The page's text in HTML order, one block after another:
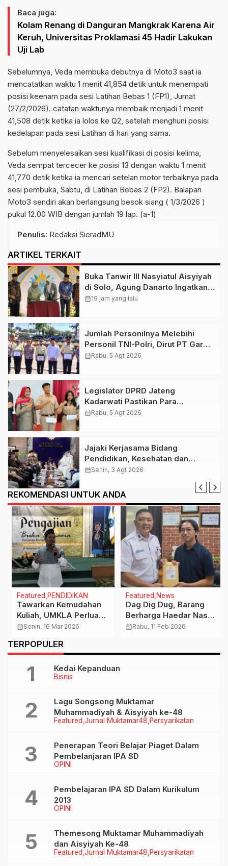
Baca juga:
Kolam Renang di Danguran Mangkrak Karena Air
Keruh, Universitas Proklamasi 45 Hadir Lakukan
Uji Lab
Sebelumnya, Veda membuka debutnya di Moto3 saat ia
mencatatkan waktu 1 menit 41,854 detik untuk menempati
posisi keenam pada sesi Latihan Bebas 1 (FP1), Jumat
(27/2/2026). catatan waktunya membaik menjadi 1 menit
41,508 detik ketika ia lolos ke Q2, setelah menghuni posisi
kedelapan pada sesi Latihan di hari yang sama.
Sebelum menyelesaikan sesi kualifikasi di posisi kelima,
Veda sempat tercecer ke posisi 13 dengan waktu 1 menit
41,770 detik ketika ia mencari setelan motor terbaiknya pada
sesi pembuka, Sabtu, di Latihan Bebas 2 (FP2). Balapan
Moto3 sendiri akan berlangsung besok siang ( 1/3/2026 )
pukul 12.00 WIB dengan jumlah 19 lap. (a-1)
Penulis: Redaksi SieradMU
ARTIKEL TERKAIT
Buka Tanwir III Nasyiatul Aisyiyah
di Solo, Agung Danarto Ingatkan
Tigal Hal Ini Untuk Para Kader NA
calendar_month19 jam yang lalu
Jumlah Personilnya Melebihi
Personil TNI-Polri, Dirut PT Garda
Total Security Klaten Tegaskan
calendar_monthRabu, 5 Agt 2026
Legislator DPRD Jateng
Kadarwati Pastikan Para
Penerima Beasiswa PIP Aspirasi
calendar_monthRabu, 5 Agt 2026
Jajaki Kerjasama Bidang
Pendidikan, Kesehatan dan
Tenaga Kerja, PP Muhamamdiyah
Terima Kunjungan Dubes Qatar
calendar_monthSenin, 3 Agt 2026
REKOMENDASI UNTUK ANDA
Featured PENDIDIKAN
Tawarkan Kemudahan
Kuliah, UMKLA Perluas
Jalinan Kerjasama
Audiensi Dengan Bupati
calendar_monthSenin, 16 Mar 2026
Featured News
Dag Dig Dug, Barang
Berharga Haedar Nashir
Tertinggal di KA
calendar_monthRabu, 11 Feb 2026
…
TERPOPULER
Bisnis
Kedai Kepanduan
Featured Jurnal Muktamar48 Persyarikatan
Lagu Songsong Muktamar
Muhammadiyah & Aisyiyah ke-48
OPINI
Penerapan Teori Belajar Piaget Dalam
Pembelanjaran IPA SD
OPINI
Pembelajaran IPA SD Dalam Kurikulum
2013
Featured Jurnal Muktamar48 Persyarikatan
Themesong Muktamar Muhammadiyah
dan Aisyiyah Ke-48